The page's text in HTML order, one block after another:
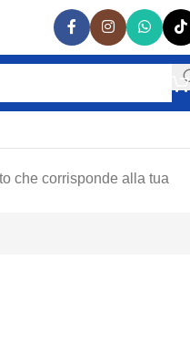
che corrisponde alla tua